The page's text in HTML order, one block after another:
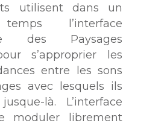
utilisent dans un
l’interface
des Paysages
s’approprier les
entre les sons
avec lesquels ils
là. L’interface
moduler librement